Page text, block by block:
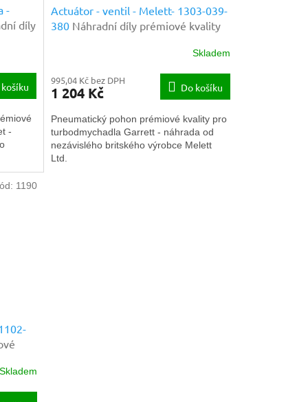
-
díly
-
Actuátor - ventil - Melett- 1303-039-
380 Náhradní díly prémiové kvality
Skladem
995,04 Kč bez DPH
1 204 Kč Do košíku
Pneumatický pohon prémiové kvality pro
turbodmychadla Garrett - náhrada od
nezávislého britského výrobce Melett
Ltd.
Skladem
1190